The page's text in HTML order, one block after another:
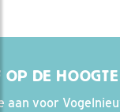
OP DE
aan voor